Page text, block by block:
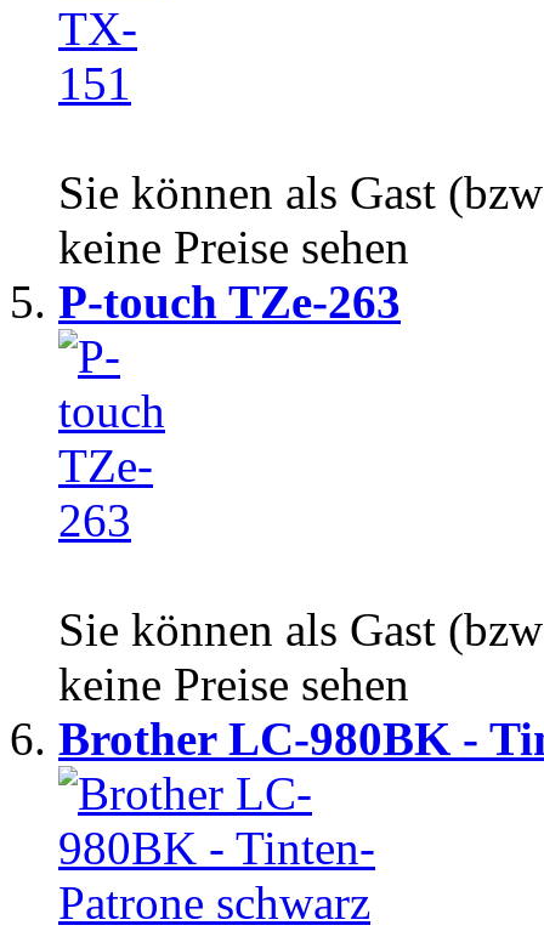
Sie können als Gast
keine Preise sehen
P-touch TZe-263
Sie können als Gast
keine Preise sehen
Brother LC-980BK -